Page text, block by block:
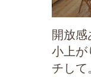
開放感
小上が
チして。